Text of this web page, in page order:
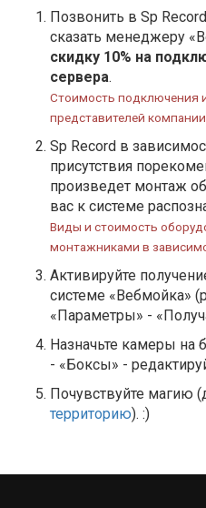
Позвонить в Sp
сказать менеджеру
скидку 10% на
сервера.
Стоимость подключения
представителей компании
Sp Record в
присутствия
произведет монтаж
вас к системе
Виды и стоимость
монтажниками в
Активируйте
системе «Вебмойка»
«Параметры» -
Назначьте камеры на
- «Боксы» -
Почувствуйте магию
территорию). :)